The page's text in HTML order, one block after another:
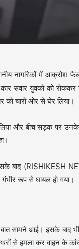
नागरिकों में आक्रोश
सवार युवकों को रोककर
को चारों ओर से घेर लिया।
लिया और बीच सड़क पर
बाद (RISHIKESH
रूप से घायल हो गया।
सामने आई। इसके बाद
से हमला कर वाहन के